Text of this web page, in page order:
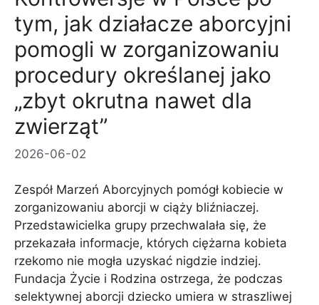
tym, jak działacze aborcyjni
pomogli w zorganizowaniu
procedury określanej jako
„zbyt okrutna nawet dla
zwierząt”
2026-06-02
Zespół Marzeń Aborcyjnych pomógł kobiecie w
zorganizowaniu aborcji w ciąży bliźniaczej.
Przedstawicielka grupy przechwalała się, że
przekazała informacje, których ciężarna kobieta
rzekomo nie mogła uzyskać nigdzie indziej.
Fundacja Życie i Rodzina ostrzega, że ​​podczas
selektywnej aborcji dziecko umiera w straszliwej